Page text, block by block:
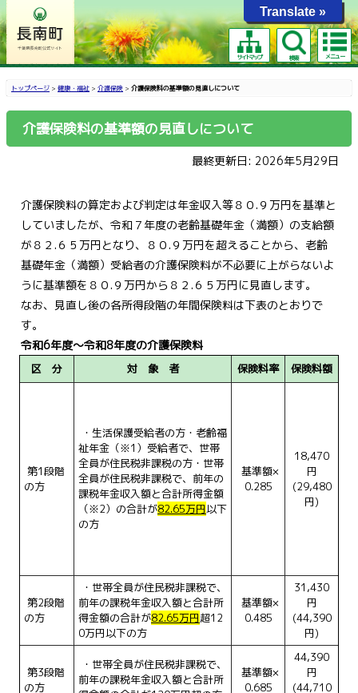
サイトマップ 検索 メニュー
トップページ > 健康・福祉 > 介護保険 > 介護保険料の基準額の見直しについて
介護保険料の基準額の見直しについて
最終更新日: 2026年5月29日
介護保険料の算定および判定は年金収入等８０.９万円を基準と
していましたが、令和７年度の老齢基礎年金（満額）の支給額
が８２.６５万円となり、８０.９万円を超えることから、老齢
基礎年金（満額）受給者の介護保険料が不必要に上がらないよ
うに基準額を８０.９万円から８２.６５万円に見直します。
なお、見直し後の各所得段階の年間保険料は下表のとおりで
す。
令和6年度～令和8年度の介護保険料
区 分 対 象 者 保険料率 保険料額
第1段階
の方
・生活保護受給者の方・老齢福
祉年金（※1）受給者で、世帯
全員が住民税非課税の方・世帯
全員が住民税非課税で、前年の
課税年金収入額と合計所得金額
（※2）の合計が82.65万円以下
の方
基準額×
0.285
18,470
円
(29,480
円)
第2段階
の方
・世帯全員が住民税非課税で、
前年の課税年金収入額と合計所
得金額の合計が82.65万円超12
0万円以下の方
基準額×
0.485
31,430
円
(44,390
円)
第3段階
の方
・世帯全員が住民税非課税で、
前年の課税年金収入額と合計所
基準額×
0.685
44,390
円
(44,710
Translate »